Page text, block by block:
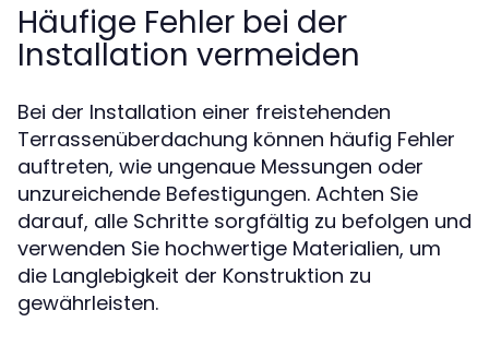
Häufige Fehler bei der
Installation vermeiden
Bei der Installation einer freistehenden
Terrassenüberdachung können häufig Fehler
auftreten, wie ungenaue Messungen oder
unzureichende Befestigungen. Achten Sie
darauf, alle Schritte sorgfältig zu befolgen und
verwenden Sie hochwertige Materialien, um
die Langlebigkeit der Konstruktion zu
gewährleisten.